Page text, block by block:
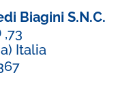
Biagini S.N.C.
Italia